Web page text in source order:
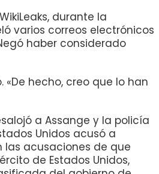
durante la
varios correos electrónicos
haber considerado
«De hecho, creo que lo han
a Assange y la policía
Unidos acusó a
las acusaciones de que
de Estados Unidos,